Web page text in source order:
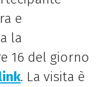
e
la
16 del giorno
. La visita è